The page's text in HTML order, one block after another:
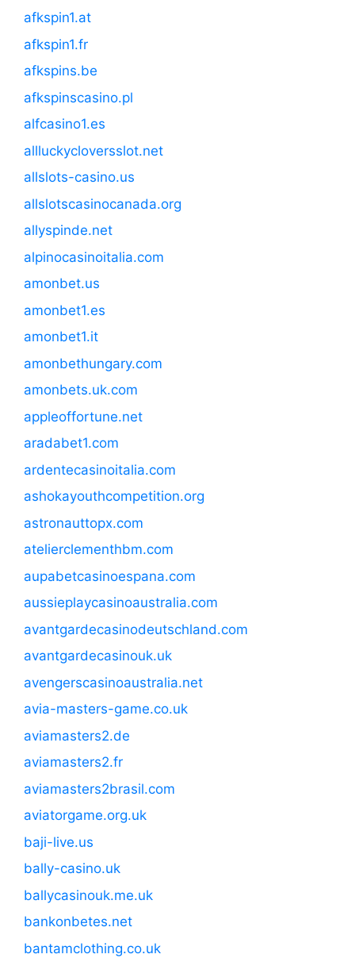
afkspin1.at
afkspin1.fr
afkspins.be
afkspinscasino.pl
alfcasino1.es
allluckycloversslot.net
allslots-casino.us
allslotscasinocanada.org
allyspinde.net
alpinocasinoitalia.com
amonbet.us
amonbet1.es
amonbet1.it
amonbethungary.com
amonbets.uk.com
appleoffortune.net
aradabet1.com
ardentecasinoitalia.com
ashokayouthcompetition.org
astronauttopx.com
atelierclementhbm.com
aupabetcasinoespana.com
aussieplaycasinoaustralia.com
avantgardecasinodeutschland.com
avantgardecasinouk.uk
avengerscasinoaustralia.net
avia-masters-game.co.uk
aviamasters2.de
aviamasters2.fr
aviamasters2brasil.com
aviatorgame.org.uk
baji-live.us
bally-casino.uk
ballycasinouk.me.uk
bankonbetes.net
bantamclothing.co.uk